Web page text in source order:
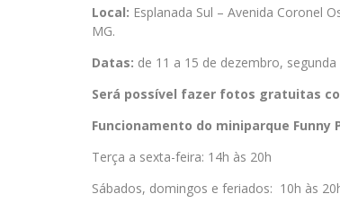
Local: Esplanada Sul – Avenida Coronel
MG.
Datas: de 11 a 15 de dezembro,
Será possível fazer fotos gratuitas
Funcionamento do miniparque Funny
Terça a sexta-feira: 14h às 20h
Sábados, domingos e feriados: 10h às